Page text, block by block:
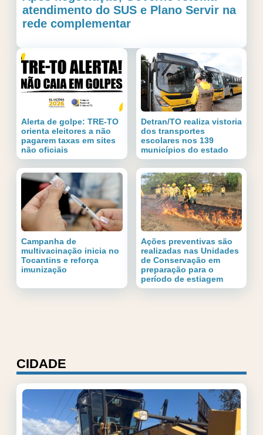
atendimento do SUS e Plano Servir na
rede complementar
Alerta de golpe: TRE-TO
orienta eleitores a não
pagarem taxas em sites
não oficiais
Detran/TO realiza vistoria
dos transportes
escolares nos 139
municípios do estado
Campanha de
multivacinação inicia no
Tocantins e reforça
imunização
Ações preventivas são
realizadas nas Unidades
de Conservação em
preparação para o
período de estiagem
CIDADE